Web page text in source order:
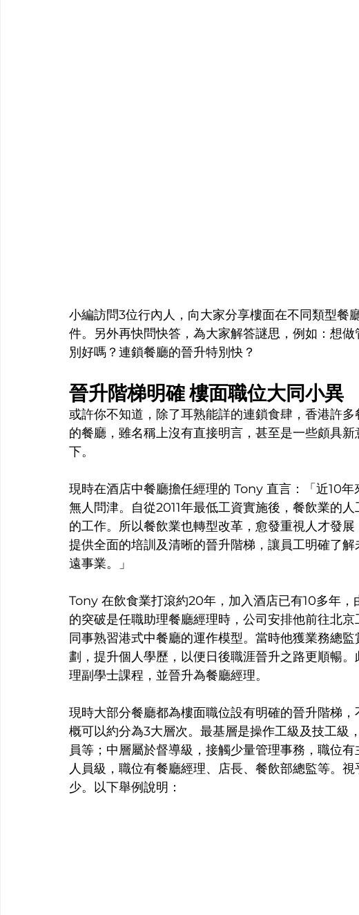
小編訪問3位行內人，向大家分享樓面在不同類型餐
件。另外再快問快答，為大家解答謎思，例如：想
別好嗎？連鎖餐廳的晉升特別快？
晉升階梯明確 樓面職位大同小異
或許你不知道，除了耳熟能詳的連鎖食肆，香港許
的餐廳，雖名稱上沒有直接明言，甚至是一些頗具
下。
現時在酒店中餐廳擔任經理的 Tony 直言：「近10
無人問津。自從2011年最低工資實施後，餐飲業的
的工作。所以餐飲業也轉型改革，愈發重視人才發
提供全面的培訓及清晰的晉升階梯，讓員工明確了
遠事業。」
Tony 在飲食業打滾約20年，加入酒店已有10多年
的突破是任職助理餐廳經理時，公司安排他前往北
同事熟習港式中餐廳的運作模型。當時他獲業務總
劃，提升個人學歷，以便日後職涯晉升之路更順暢
理副學士課程，並晉升為餐廳經理。
現時大部分餐廳都為樓面職位設有明確的晉升階梯
概可以約分為3大層次。最基層是操作工級及技工級
員等；中層屬於督導級，接觸少量管理事務，職位
人員級，職位有餐廳經理、店長、餐飲部總監等。
少。以下舉例說明：